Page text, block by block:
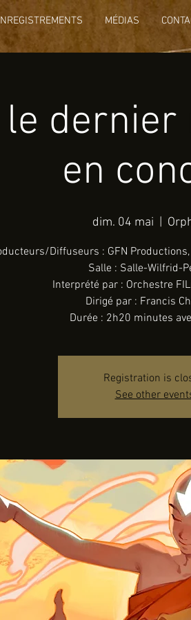
MÉDIAS
le
en
dim. 04 mai
Diffuseurs : GFN
Salle : Salle-Wilfrid-
Interprété par : Orchestre
Dirigé par : Francis
Durée : 2h20 minutes
Registration is
See other